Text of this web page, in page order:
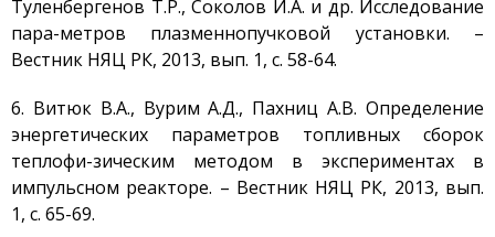
Развитие атомной
энергетики
Конверсия
исследовательских
реакторов
Термоядерные
Туленбергенов Т.Р., Соколов И.А. и др. Исследование
пара-метров плазменнопучковой установки. –
Вестник НЯЦ РК, 2013, вып. 1, с. 58-64.
6. Витюк В.А., Вурим А.Д., Пахниц А.В. Определение
энергетических параметров топливных сборок
теплофи-зическим методом в экспериментах в
импульсном реакторе. – Вестник НЯЦ РК, 2013, вып.
1, с. 65-69.